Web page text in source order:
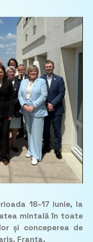
16-17 iunie, la
mintală în toate
și conceperea de
Franța.